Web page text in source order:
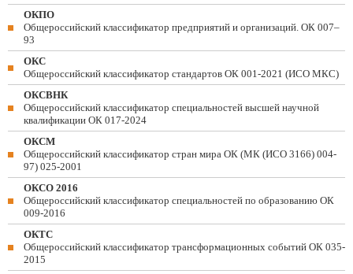
ОКПО
Общероссийский классификатор предприятий и организаций. ОК 007–
93
ОКС
Общероссийский классификатор стандартов ОК 001-2021 (ИСО МКС)
ОКСВНК
Общероссийский классификатор специальностей высшей научной
квалификации ОК 017-2024
ОКСМ
Общероссийский классификатор стран мира ОК (МК (ИСО 3166) 004-
97) 025-2001
ОКСО 2016
Общероссийский классификатор специальностей по образованию ОК
009-2016
ОКТС
Общероссийский классификатор трансформационных событий ОК 035-
2015